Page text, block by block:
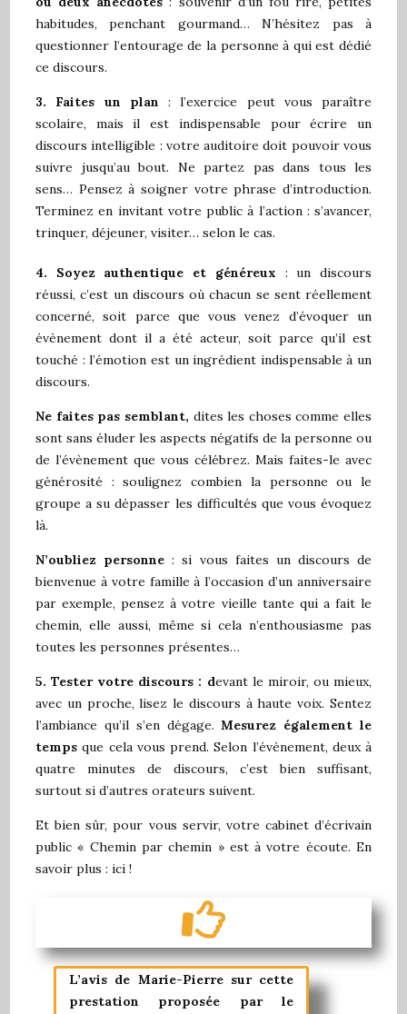
habitudes, penchant gourmand… N’hésitez pas à
questionner l’entourage de la personne à qui est dédié
ce discours.
3. Faites un plan : l’exercice peut vous paraître
scolaire, mais il est indispensable pour écrire un
discours intelligible : votre auditoire doit pouvoir vous
suivre jusqu’au bout. Ne partez pas dans tous les
sens… Pensez à soigner votre phrase d’introduction.
Terminez en invitant votre public à l’action : s’avancer,
trinquer, déjeuner, visiter… selon le cas.
4. Soyez authentique et généreux : un discours
réussi, c’est un discours où chacun se sent réellement
concerné, soit parce que vous venez d’évoquer un
évènement dont il a été acteur, soit parce qu’il est
touché : l’émotion est un ingrédient indispensable à un
discours.
Ne faites pas semblant, dites les choses comme elles
sont sans éluder les aspects négatifs de la personne ou
de l’évènement que vous célébrez. Mais faites-le avec
générosité : soulignez combien la personne ou le
groupe a su dépasser les difficultés que vous évoquez
là.
N’oubliez personne: si vous faites un discours de
bienvenue à votre famille à l’occasion d’un anniversaire
par exemple, pensez à votre vieille tante qui a fait le
chemin, elle aussi, même si cela n’enthousiasme pas
toutes les personnes présentes…
5.Tester votre discours : devant le miroir, ou mieux,
avec un proche, lisez le discours à haute voix. Sentez
l’ambiance qu’il s’en dégage.Mesurez également le
temps que cela vous prend. Selon l’évènement, deux à
quatre minutes de discours, c’est bien suffisant,
surtout si d’autres orateurs suivent.
Et bien sûr, pour vous servir, votre cabinet d’écrivain
public « Chemin par chemin » est à votre écoute. En
savoir plus : ici !
L’avis de Marie-Pierre sur cette
prestation proposée par le